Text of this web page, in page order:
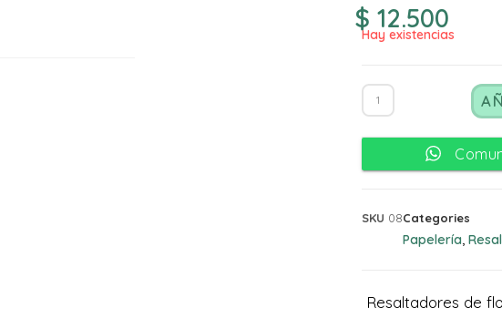
$ 12.500
Hay existencias
SKU 08Categories
Papelería
Resaltadores de